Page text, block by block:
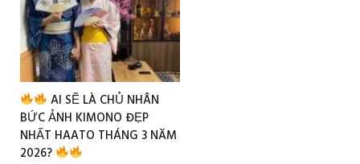
AI SẼ LÀ CHỦ NHÂN
BỨC ẢNH KIMONO ĐẸP
NHẤT HAATO THÁNG 3 NĂM
2026?